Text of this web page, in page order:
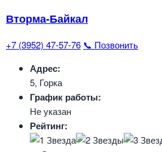
Вторма-Байкал
+7 (3952) 47-57-76 📞 Позвонить
Адрес:
5, Горка
График работы:
Не указан
Рейтинг: